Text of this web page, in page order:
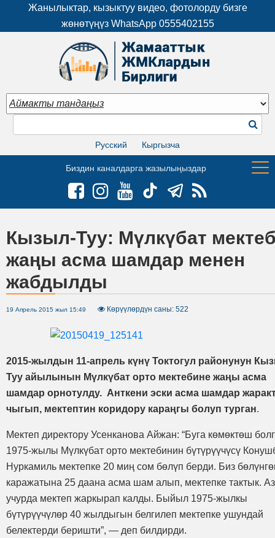
Жанылыктар, кызыктуу видео, фотолорду бизге
жөнөтүңүз WhatsApp 0555402155
Русский Кыргызча
Биздин каналдарга жазылыңыздар
Кызыл-Туу: Мүлкүбат
жаңы асма шамдар менен
жабдылды
19 Апрель 2015 жыл 15:49 Көрүүлөрдүн саны: 522
2015-жылдын 11-апрель күнү Токтогул районунун
Туу айылынын Мүлкүбат орто мектебине жаңы асма
шамдар орнотулду. Анткени эски асма шамдар
чыгып, мектептин коридору караңгы болуп турган.
Мектеп директору Усенканова Айжан: “Буга көмөктөш
1975-жылы Мүлкүбат орто мектебинин бүтүрүүчүсү
Нуркамиль мектепке 20 миң сом бөлүп берди. Биз
каражатына 25 даана асма шам алып, мектепке тактык.
учурда мектеп жаркырап калды. Быйыл 1975-жылкы
бүтүрүүчүлөр 40 жылдыгын белгилеп мектепке ушундай
белектерди беришти”, — деп билдирди.